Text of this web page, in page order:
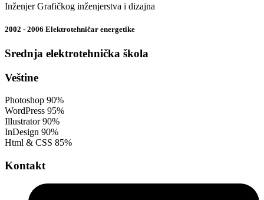
Inženjer Grafičkog inženjerstva i dizajna
2002 - 2006 Elektrotehničar energetike
Srednja elektrotehnička škola
Veštine
Photoshop 90%
WordPress 95%
Illustrator 90%
InDesign 90%
Html & CSS 85%
Kontakt